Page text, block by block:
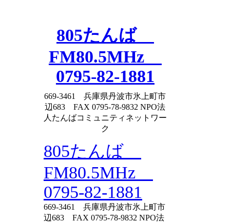
805たんば
FM80.5MHz
0795-82-1881
669-3461 兵庫県丹波市氷上町市
辺683 FAX 0795-78-9832 NPO法
人たんばコミュニティネットワー
ク
805たんば
FM80.5MHz
0795-82-1881
669-3461 兵庫県丹波市氷上町市
辺683 FAX 0795-78-9832 NPO法